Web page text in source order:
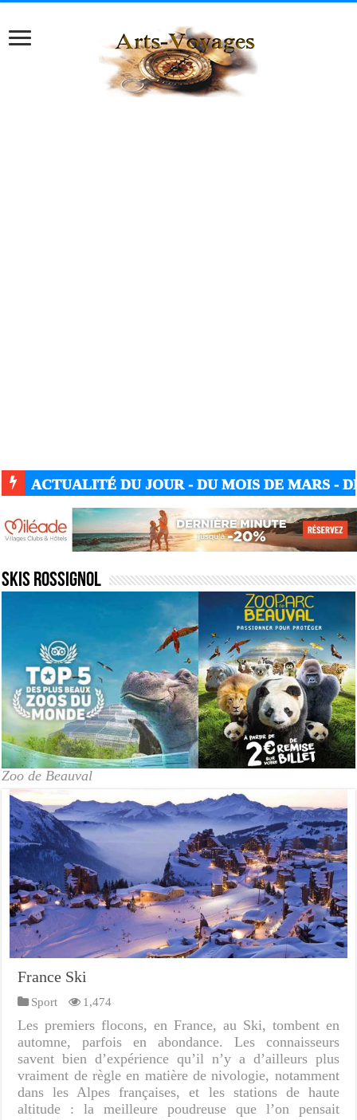
ACTUALITÉ DU JOUR - DU MOIS DE MARS -
Skis rossignol
Zoo de Beauval
France Ski
Sport 1,474
Les premiers flocons, en France, au Ski, tombent en
automne, parfois en abondance. Les connaisseurs
savent bien d’expérience qu’il n’y a d’ailleurs plus
vraiment de règle en matière de nivologie, notamment
dans les Alpes françaises, et les stations de haute
altitude : la meilleure poudreuse que l’on pensait